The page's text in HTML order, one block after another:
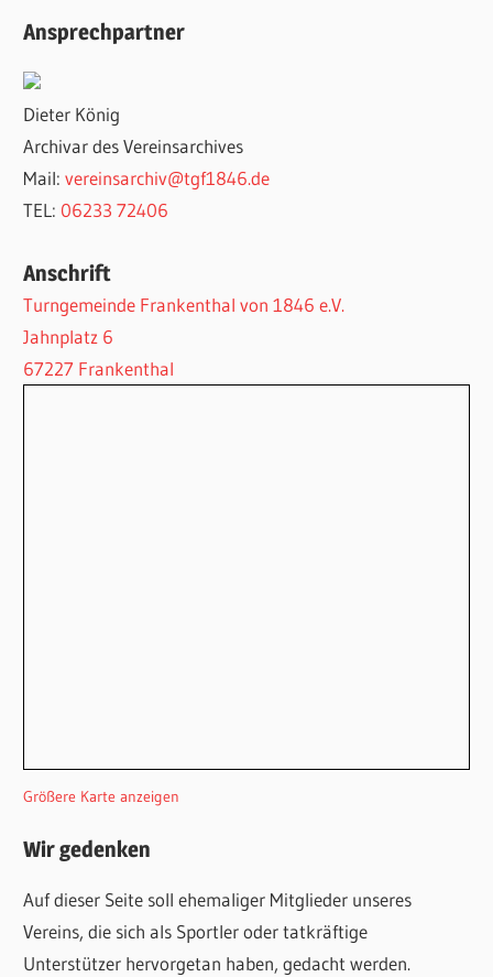
Ansprechpartner
Dieter König
Archivar des Vereinsarchives
Mail:vereinsarchiv@tgf1846.de
TEL: 06233 72406
Anschrift
Turngemeinde Frankenthal von 1846 e.V.
Jahnplatz 6
67227 Frankenthal
Größere Karte anzeigen
Wir gedenken
Auf dieser Seite soll ehemaliger Mitglieder unseres
Vereins, die sich als Sportler oder tatkräftige
Unterstützer hervorgetan haben, gedacht werden.